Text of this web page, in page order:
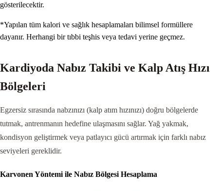
gösterilecektir.
*Yapılan tüm kalori ve sağlık hesaplamaları bilimsel formüllere
dayanır. Herhangi bir tıbbi teşhis veya tedavi yerine geçmez.
Kardiyoda Nabız Takibi ve Kalp Atış Hızı
Bölgeleri
Egzersiz sırasında nabzınızı (kalp atım hızınızı) doğru bölgelerde
tutmak, antrenmanın hedefine ulaşmasını sağlar. Yağ yakmak,
kondisyon geliştirmek veya patlayıcı gücü artırmak için farklı nabız
seviyeleri gereklidir.
Karvonen Yöntemi ile Nabız Bölgesi Hesaplama